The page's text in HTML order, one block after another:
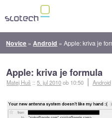
Novice » Android »Apple: kriva je
Apple: kriva je formula
Matej Huš ::5. jul 2010ob 10:50 Android